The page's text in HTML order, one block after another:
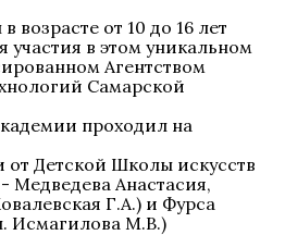
от 10 до 16 лет
участия в этом уникальном
Агентством
Самарской
проходил на
от Детской Школы искусств
Медведева Анастасия,
Г.А.) и Фурса
Исмагилова М.В.)